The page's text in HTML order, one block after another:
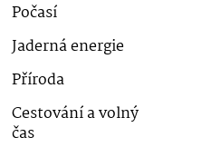
Počasí
Jaderná energie
Příroda
Cestování a volný
čas